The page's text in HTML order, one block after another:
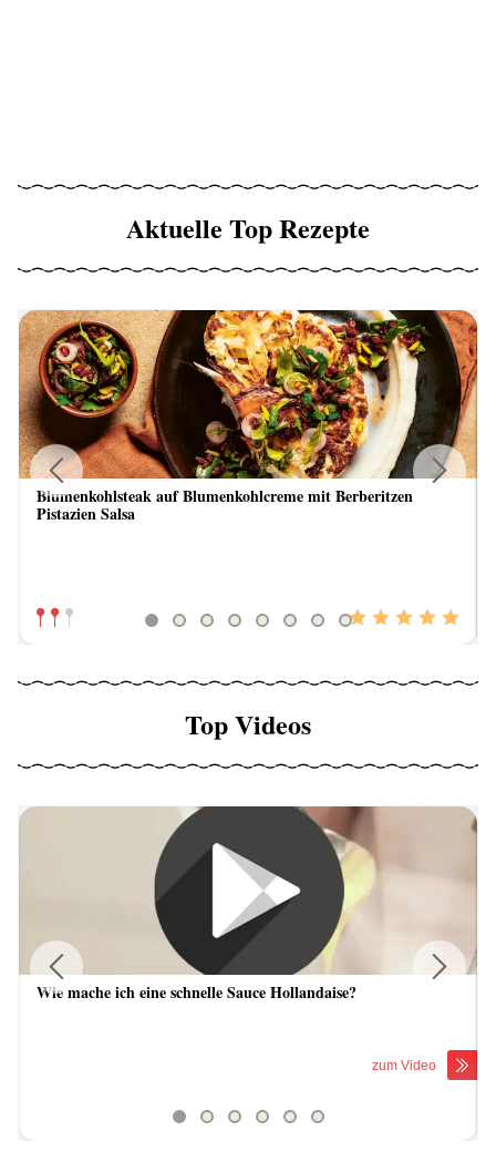
Aktuelle Top Rezepte
Blumenkohlsteak auf Blumenkohlcreme mit Berberitzen
Pistazien Salsa Next
Previous
Top Videos
Wie mache ich eine schnelle Sauce Hollandaise?
zum Video
Previous